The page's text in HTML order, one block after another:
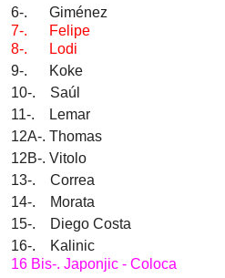
6-. Giménez
7-.
Felipe
8-.
Lodi
9-. Koke
10-. Saúl
11-. Lemar
12A-. Thomas
12B-. Vitolo
13-. Correa
14-. Morata
15-. Diego Costa
16-. Kalinic
16 Bis-. Japonjic - Coloca